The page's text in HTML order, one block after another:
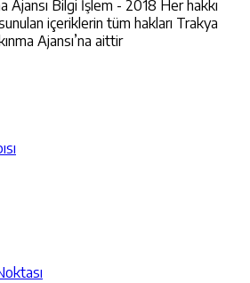
Ajansı Bilgi İşlem - 2018 Her hakkı
içeriklerin tüm hakları Trakya
Ajansı’na aittir